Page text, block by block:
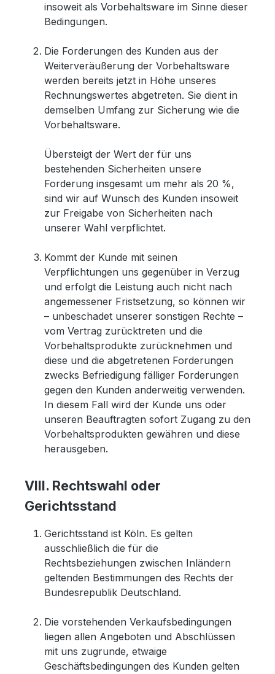
insoweit als Vorbehaltsware im Sinne dieser
Bedingungen.
Die Forderungen des Kunden aus der
Weiterveräußerung der Vorbehaltsware
werden bereits jetzt in Höhe unseres
Rechnungswertes abgetreten. Sie dient in
demselben Umfang zur Sicherung wie die
Vorbehaltsware.
Übersteigt der Wert der für uns
bestehenden Sicherheiten unsere
Forderung insgesamt um mehr als 20 %,
sind wir auf Wunsch des Kunden insoweit
zur Freigabe von Sicherheiten nach
unserer Wahl verpflichtet.
Kommt der Kunde mit seinen
Verpflichtungen uns gegenüber in Verzug
und erfolgt die Leistung auch nicht nach
angemessener Fristsetzung, so können wir
– unbeschadet unserer sonstigen Rechte –
vom Vertrag zurücktreten und die
Vorbehaltsprodukte zurücknehmen und
diese und die abgetretenen Forderungen
zwecks Befriedigung fälliger Forderungen
gegen den Kunden anderweitig verwenden.
In diesem Fall wird der Kunde uns oder
unseren Beauftragten sofort Zugang zu den
Vorbehaltsprodukten gewähren und diese
herausgeben.
VIII. Rechtswahl oder
Gerichtsstand
Gerichtsstand ist Köln. Es gelten
ausschließlich die für die
Rechtsbeziehungen zwischen Inländern
geltenden Bestimmungen des Rechts der
Bundesrepublik Deutschland.
Die vorstehenden Verkaufsbedingungen
liegen allen Angeboten und Abschlüssen
mit uns zugrunde, etwaige
Geschäftsbedingungen des Kunden gelten